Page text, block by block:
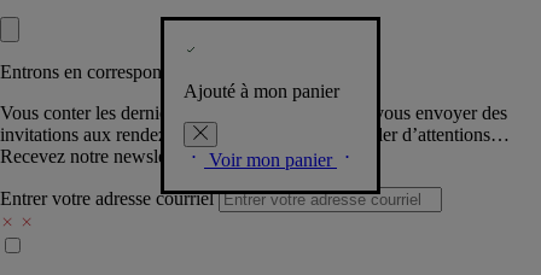
Ajouté à mon panier
Voir mon panier
Entrons en correspondance​
Vous conter les dernières créations de la Maison, vous envoyer des
invitations aux rendez-vous Diptyque, vous combler d’attentions…
Recevez notre newsletter.
Entrer votre adresse courriel